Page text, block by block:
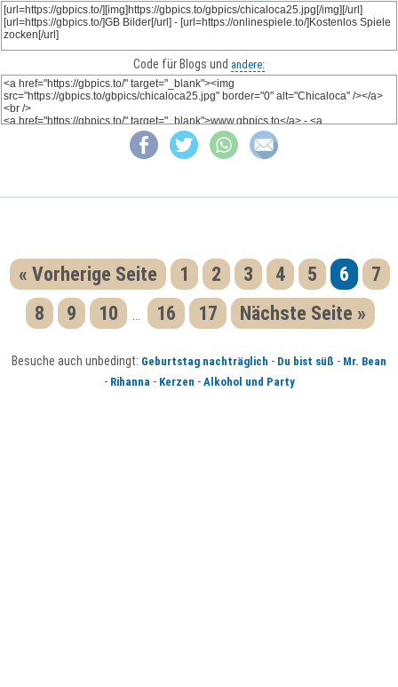
Code für Blogs und andere:
« Vorherige Seite 1 2 3 4 5 6
7
8
9 10 16 17 Nächste Seite »
Besuche auch unbedingt: Geburtstag nachträglich - Du bist süß - Mr. Bean
- Rihanna - Kerzen - Alkohol und Party